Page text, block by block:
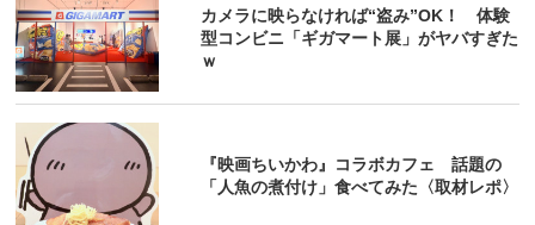
カメラに映らなければ“盗み”OK！ 体験
型コンビニ「ギガマート展」がヤバすぎた
ｗ
『映画ちいかわ』コラボカフェ 話題の
「人魚の煮付け」食べてみた〈取材レポ〉